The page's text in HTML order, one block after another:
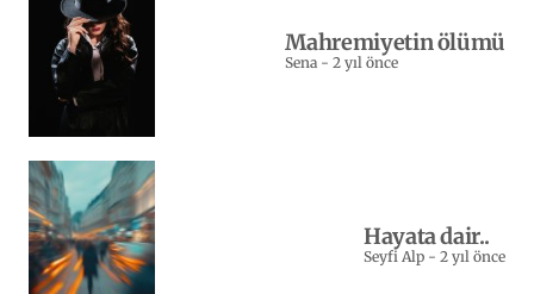
Mahremiyetin ölümü
Sena -2 yıl önce
Hayata dair..
Seyfi Alp - 2 yıl önce